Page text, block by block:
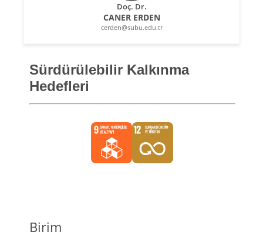
Doç. Dr.
CANER ERDEN
cerden@subu.edu.tr
Sürdürülebilir Kalkınma
Hedefleri
Birim